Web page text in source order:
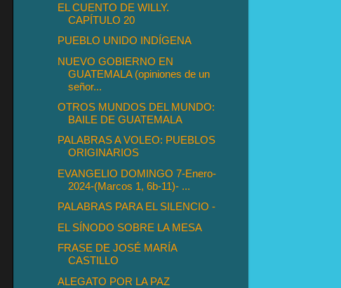
EL CUENTO DE WILLY.
CAPÍTULO 20
PUEBLO UNIDO INDÍGENA
NUEVO GOBIERNO EN
GUATEMALA (opiniones de un
señor...
OTROS MUNDOS DEL MUNDO:
BAILE DE GUATEMALA
PALABRAS A VOLEO: PUEBLOS
ORIGINARIOS
EVANGELIO DOMINGO 7-Enero-
2024-(Marcos 1, 6b-11)- ...
PALABRAS PARA EL SILENCIO -
EL SÍNODO SOBRE LA MESA
FRASE DE JOSÉ MARÍA
CASTILLO
ALEGATO POR LA PAZ